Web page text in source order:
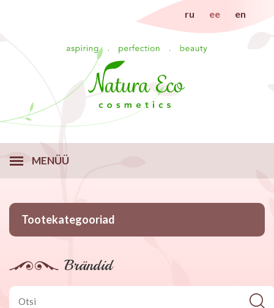
ru ee en
MENÜÜ
Tootekategooriad
Brändid